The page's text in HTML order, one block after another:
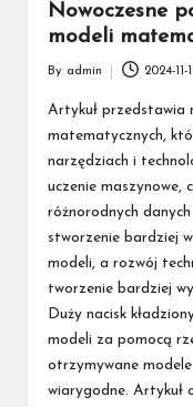
Nowoczesne
modeli
by
By admin 2024-11-
Artykuł przedstawia
matematycznych,
narzędziach i
uczenie maszynowe,
różnorodnych
stworzenie bardziej
modeli, a rozwój
tworzenie bardziej
Duży nacisk
modeli za pomocą
otrzymywane
wiarygodne. Artykuł